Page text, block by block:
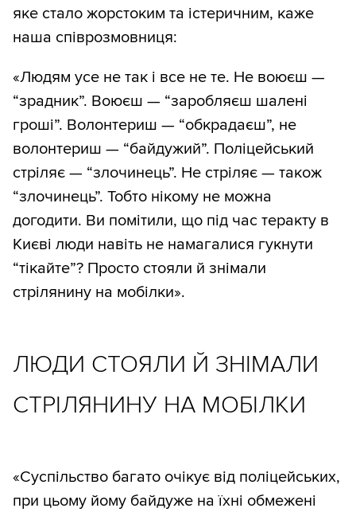
яке стало жорстоким та істеричним, каже
наша співрозмовниця:
«Людям усе не так і все не те. Не воюєш —
“зрадник”. Воюєш — “заробляєш шалені
гроші”. Волонтериш — “обкрадаєш”, не
волонтериш — “байдужий”. Поліцейський
стріляє — “злочинець”. Не стріляє — також
“злочинець”. Тобто нікому не можна
догодити. Ви помітили, що під час теракту в
Києві люди навіть не намагалися гукнути
“тікайте”? Просто стояли й знімали
стрілянину на мобілки».
ЛЮДИ СТОЯЛИ Й ЗНІМАЛИ
СТРІЛЯНИНУ НА МОБІЛКИ
«Суспільство багато очікує від поліцейських,
при цьому йому байдуже на їхні обмежені